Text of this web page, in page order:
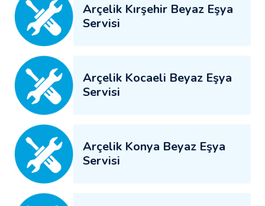
Arçelik Kırşehir Beyaz Eşya
Servisi
Arçelik Kocaeli Beyaz Eşya
Servisi
Arçelik Konya Beyaz Eşya
Servisi